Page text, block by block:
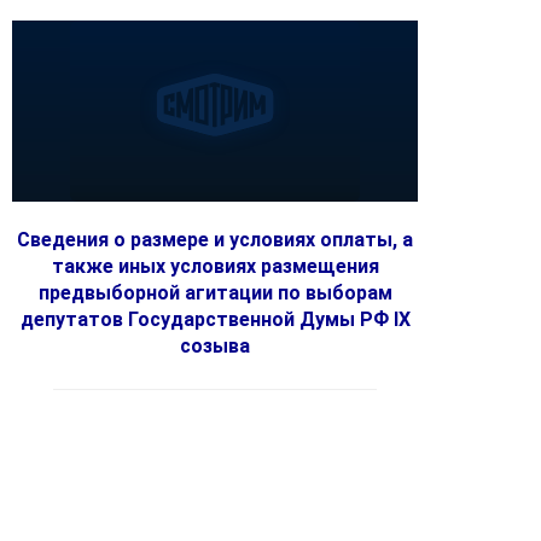
Сведения о размере и условиях оплаты, а
также иных условиях размещения
предвыборной агитации по выборам
депутатов Государственной Думы РФ IX
созыва